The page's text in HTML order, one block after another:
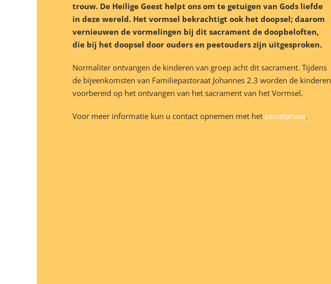
trouw. De Heilige Geest helpt ons om te getuigen van Gods liefde
in deze wereld. Het vormsel bekrachtigt ook het doopsel; daarom
vernieuwen de vormelingen bij dit sacrament de doopbeloften,
die bij het doopsel door ouders en peetouders zijn uitgesproken.
Normaliter ontvangen de kinderen van groep acht dit sacrament. Tijdens
de bijeenkomsten van Familiepastoraat Johannes 2.3 worden de kinderen
voorbereid op het ontvangen van het sacrament van het Vormsel.
Voor meer informatie kun u contact opnemen met het secretariaat.